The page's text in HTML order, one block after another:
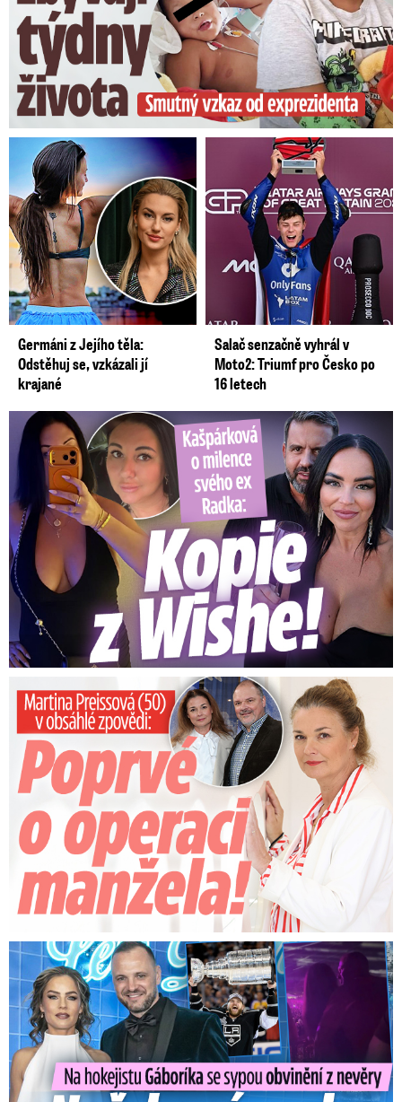
Germáni z Jejího těla:
Odstěhuj se, vzkázali jí
krajané
Salač senzačně vyhrál v
Moto2: Triumf pro Česko po
16 letech
Kašpárková o milence svého ex Radka: Kopie z Wishe!
Preissová (50) v obsáhlé zpovědi: Poprvé o operaci manžela
Na Gáboríka se sypou obvinění z nevěry: Reakce manželky!